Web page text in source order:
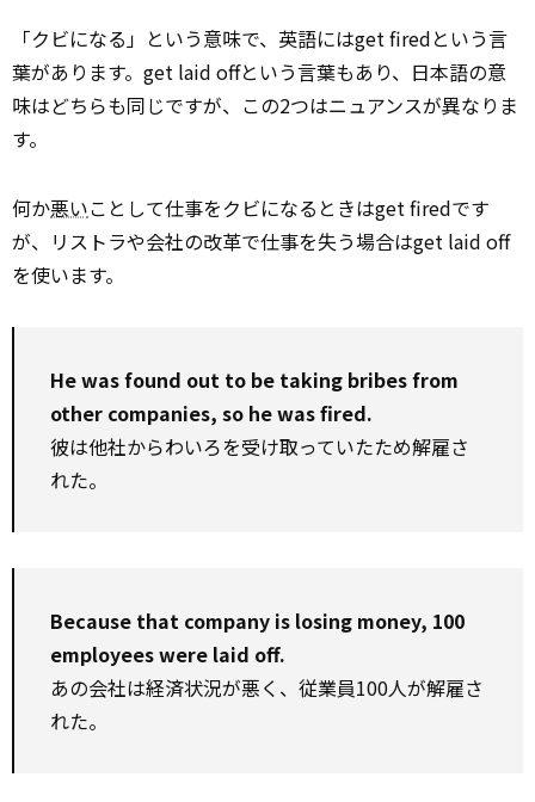
「クビになる」という意味で、英語にはget firedという言
葉があります。get laid offという言葉もあり、日本語の意
味はどちらも同じですが、この2つはニュアンスが異なりま
す。
何か悪いことして仕事をクビになるときはget firedです
が、リストラや会社の改革で仕事を失う場合はget laid off
を使います。
He was found out to be taking bribes from
other companies, so he was fired.
彼は他社からわいろを受け取っていたため解雇さ
れた。
Because that company is losing money, 100
employees were laid off.
あの会社は経済状況が悪く、従業員100人が解雇さ
れた。